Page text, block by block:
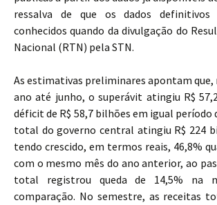
ressalva de que os dados definitivos
conhecidos quando da divulgação do
Nacional (RTN) pela STN.
As estimativas preliminares apontam que,
ano até junho, o superávit atingiu R$
déficit de R$ 58,7 bilhões em igual período
total do governo central atingiu R$ 224
tendo crescido, em termos reais, 46,8%
com o mesmo mês do ano anterior, ao
total registrou queda de 14,5% na
comparação. No semestre, as receitas